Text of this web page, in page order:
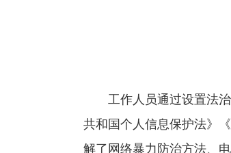
工作人员通过设置法
共和国个人信息保护法》
解了网络暴力防治方法、